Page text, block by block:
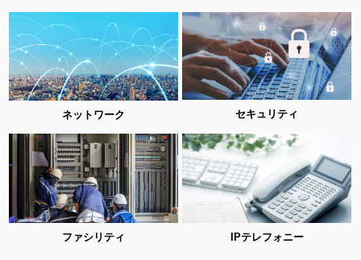
ネットワーク セキュリティ
ファシリティ IPテレフォニー